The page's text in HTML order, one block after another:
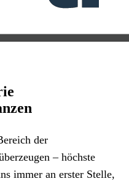
der
– höchste
immer an erster Stelle,